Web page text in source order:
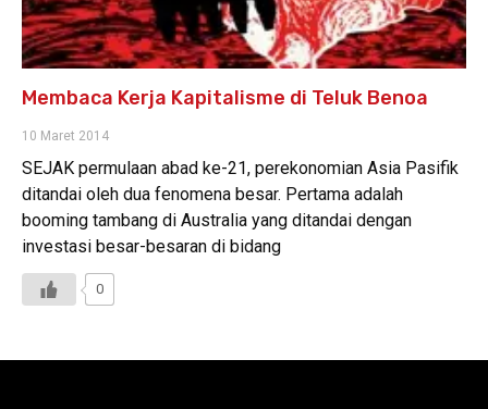
Membaca Kerja Kapitalisme di Teluk Benoa
10 Maret 2014
SEJAK permulaan abad ke-21, perekonomian Asia Pasifik
ditandai oleh dua fenomena besar. Pertama adalah
booming tambang di Australia yang ditandai dengan
investasi besar-besaran di bidang
0